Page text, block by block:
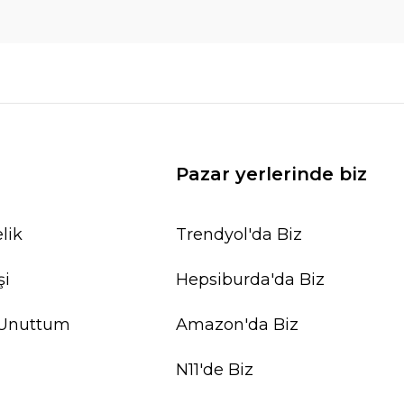
Pazar yerlerinde biz
Trendyol'da Biz
Hepsiburda'da Biz
Amazon'da Biz
N11'de Biz